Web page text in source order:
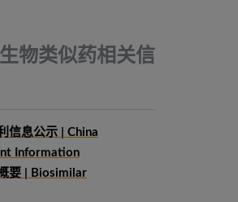
物类似药相关信
信息公示 | China
Information
要 | Biosimilar